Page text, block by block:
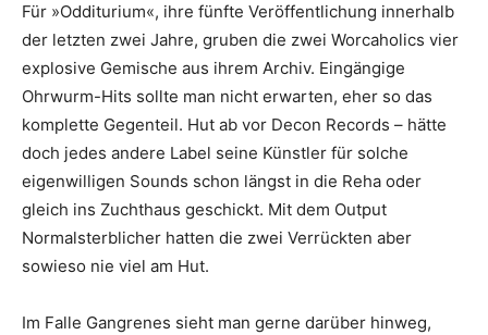
Für »Odditurium«, ihre fünfte Veröffentlichung innerhalb
der letzten zwei Jahre, gruben die zwei Worcaholics vier
explosive Gemische aus ihrem Archiv. Eingängige
Ohrwurm-Hits sollte man nicht erwarten, eher so das
komplette Gegenteil. Hut ab vor Decon Records – hätte
doch jedes andere Label seine Künstler für solche
eigenwilligen Sounds schon längst in die Reha oder
gleich ins Zuchthaus geschickt. Mit dem Output
Normalsterblicher hatten die zwei Verrückten aber
sowieso nie viel am Hut.
Im Falle Gangrenes sieht man gerne darüber hinweg,